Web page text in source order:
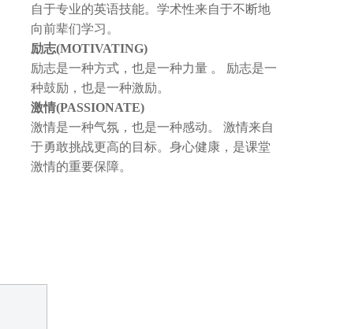
自于专业的英语技能。学术性来自于不断地
向前辈们学习。
励志(MOTIVATING)
励志是一种方式，也是一种力量 。 励志是一
种鼓励，也是一种激励。
激情(PASSIONATE)
激情是一种气氛，也是一种感动。 激情来自
于勇敢挑战更高的目标。身心健康，是课堂
激情的重要保障。